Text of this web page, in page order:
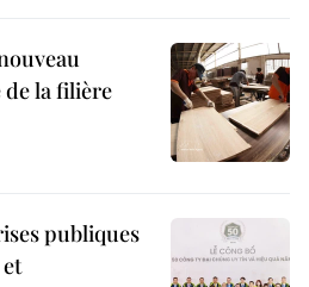
de la filière
publiques